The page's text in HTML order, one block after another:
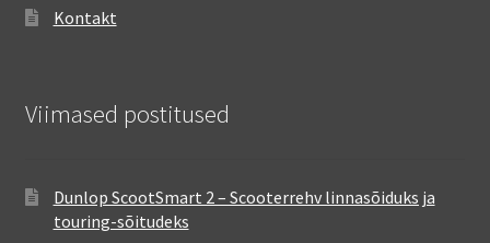
Kontakt
Viimased postitused
Dunlop ScootSmart 2 – Scooterrehv linnasõiduks ja
touring-sõitudeks